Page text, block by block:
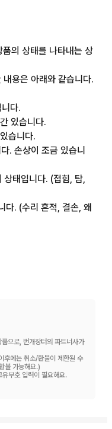
의 상태를 나타내는 상
용은 아래와 같습니다.
다.
있습니다.
습니다.
. 손상이 조금 있습니
태입니다. (접힘, 탐,
다. (수리 흔적, 결손, 왜
하고 있습니다. 따라서
다.
으로, 번개장터의 파트너사가
후에는 취소/환불이 제한될 수
불 가능해요.)
부호 입력이 필요해요.